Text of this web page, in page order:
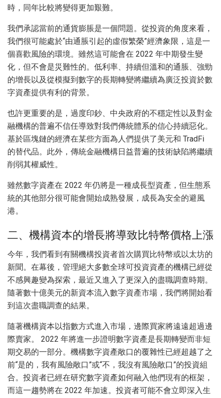
時，同年比較將變得更加艱難。
我們承認當前的通貨膨脹是一個問題。從投資的角度來看，
我們很可能處於“由通脹引起的虛假繁榮”經濟象限，這是一
個喜歡風險的環境。雖然這可能會在 2022 年中期發生變
化，但不會是災難性的。低利率、持續但溫和的通脹、強勁
的增長以及從模擬到數字的長期轉變將繼續為廣泛投資於數
字資產提供有利的背景。
也許更重要的是，過度印鈔、中央政府的不穩定性以及對金
融機構的普遍不信任導致對我們傳統體系的信心持續惡化。
基於區塊鏈的經濟在某些方面為人們提供了美元和 TradFi
的替代品。此外，傳統金融機構日益普遍的技術缺陷將繼續
削弱其權威性。
雖然數字資產在 2022 年仍將是一種成長型資產，但生態系
統的其他部分很可能會開始成熟發展，成長為安全的避風
港。
二、機構資本的增長將導致比特幣價格上漲
今年，我們看到有關機構投資者首次購買比特幣或以太坊的
新聞。在幕後，管理絕大多數全球可投資資產的機構已經從
不感興趣變為探索，最近又進入了更深入的盡職調查時期。
隨著數十億美元的新資本流入數字資產市場，我們將開始看
到這次盡職調查的結果。
隨著機構資本以指數方式進入市場，邊際買家將遠遠超過邊
際賣家。 2022 年將進一步證明數字資產是長期轉變而非短
期交易的一部分。機構數字資產敞口的覆雜性已經超越了之
前“是的，我有風險敞口”或“不，我沒有風險敞口”的投資組
合。投資者已經在研究數字資產如何融入他們現有的框架，
而這一趨勢將在 2022 年加速。投資者可能不會立即深入生